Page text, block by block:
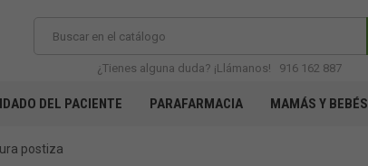
¿Tienes alguna duda? ¡Llámanos! 916 162 887
DEL PACIENTE PARAFARMACIA MAMÁS Y BEBÉS
postiza